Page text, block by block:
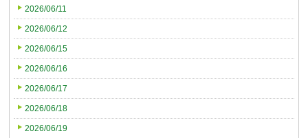
2026/06/11
2026/06/12
2026/06/15
2026/06/16
2026/06/17
2026/06/18
2026/06/19